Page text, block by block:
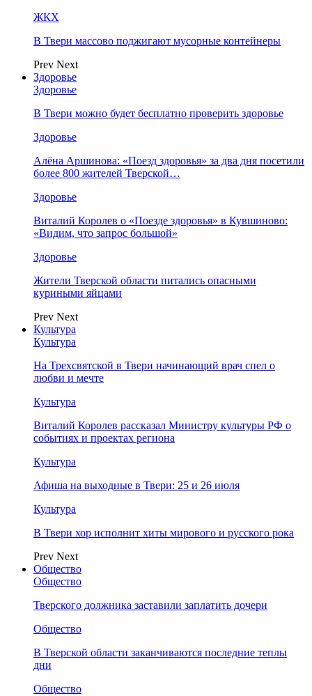
ЖКХ
В Твери массово поджигают мусорные контейнеры
Prev Next
Здоровье
Здоровье
В Твери можно будет бесплатно проверить здоровье
Здоровье
Алёна Аршинова: «Поезд здоровья» за два дня посетили
более 800 жителей Тверской…
Здоровье
Виталий Королев о «Поезде здоровья» в Кувшиново:
«Видим, что запрос большой»
Здоровье
Жители Тверской области питались опасными
куриными яйцами
Prev Next
Культура
Культура
На Трехсвятской в Твери начинающий врач спел о
любви и мечте
Культура
Виталий Королев рассказал Министру культуры РФ о
событиях и проектах региона
Культура
Афиша на выходные в Твери: 25 и 26 июля
Культура
В Твери хор исполнит хиты мирового и русского рока
Prev Next
Общество
Общество
Тверского должника заставили заплатить дочери
Общество
В Тверской области заканчиваются последние теплы
дни
Общество